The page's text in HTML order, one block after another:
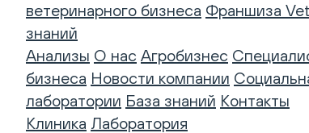
ветеринарного бизнеса Франшиза
знаний
Анализы О нас Агробизнес
бизнеса Новости компании
лаборатории База знаний Контакты
Клиника Лаборатория